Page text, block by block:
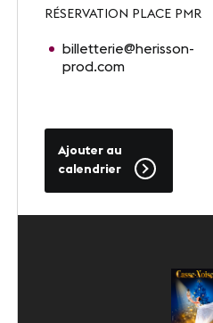
LinkedIn
RÉSERVATION PLACE PMR
billetterie@herisson-
prod.com
Ajouter au
calendrier